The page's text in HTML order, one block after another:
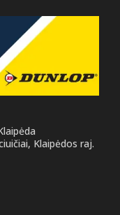
Klaipėdos raj.